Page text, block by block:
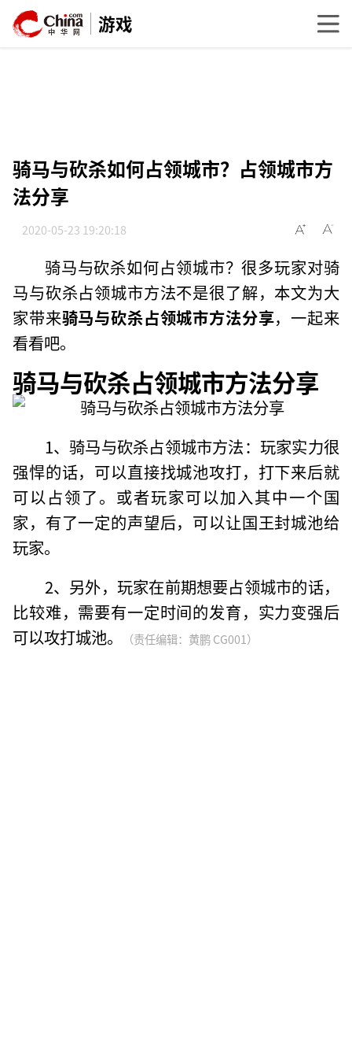
游戏
骑马与砍杀如何占领城市？占领城市方
法分享
2020-05-23 19:20:18
骑马与砍杀如何占领城市？很多玩家对骑
马与砍杀占领城市方法不是很了解，本文为大
家带来骑马与砍杀占领城市方法分享，一起来
看看吧。
骑马与砍杀占领城市方法分享
1、骑马与砍杀占领城市方法：玩家实力很
强悍的话，可以直接找城池攻打，打下来后就
可以占领了。或者玩家可以加入其中一个国
家，有了一定的声望后，可以让国王封城池给
玩家。
2、另外，玩家在前期想要占领城市的话，
比较难，需要有一定时间的发育，实力变强后
可以攻打城池。
（责任编辑：黄鹏 CG001）